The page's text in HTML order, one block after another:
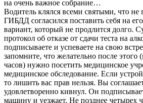
на очень важное собрание…
Водитель клялся всеми святыми, что
ГИБДД согласился поставить себя на
вариант, который не продлится долго.
протокол об отказе от сдачи теста на
подписываете и успеваете на свою
запомните, что желательно после этого
часов) нужно посетить медицинское
медицинское обследование. Если
то лишить вас прав нельзя. Вы
удовлетворенно кивнул. Он
машину и уезжает. Не позднее четырех